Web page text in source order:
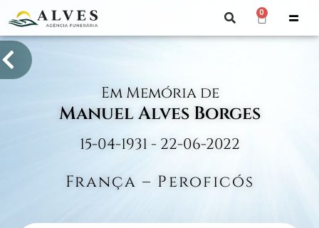
0
Em Memória de
Manuel Alves Borges
15-04-1931 - 22-06-2022
França – Peroficós